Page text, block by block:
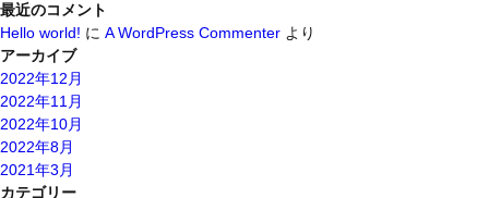
最近のコメント
Hello world! に A WordPress Commenter より
アーカイブ
2022年12月
2022年11月
2022年10月
2022年8月
2021年3月
カテゴリー